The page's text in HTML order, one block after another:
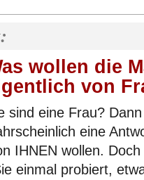
wollen die
von
sind eine Frau?
eine
IHNEN wollen.
einmal probiert,